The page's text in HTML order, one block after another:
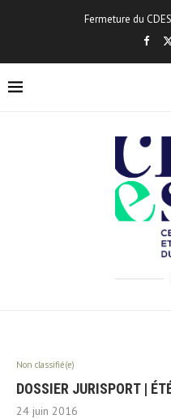
Fermeture du
Non classifié(e)
DOSSIER JURISPORT |
24 juin 2016